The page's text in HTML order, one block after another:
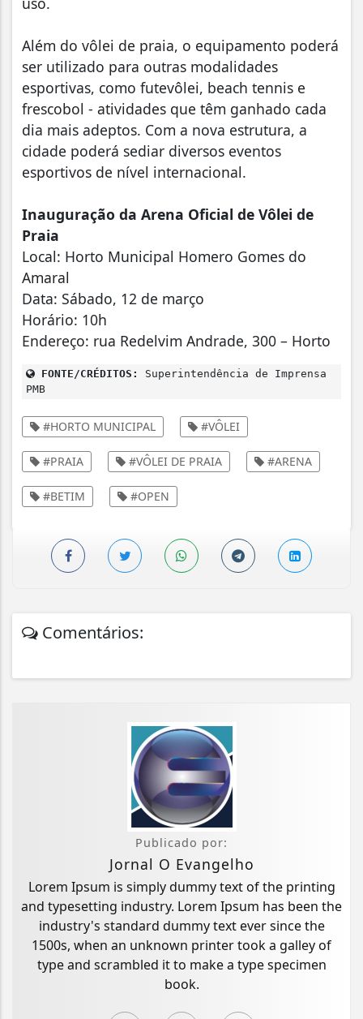
Além do vôlei de praia, o equipamento poderá
ser utilizado para outras modalidades
esportivas, como futevôlei, beach tennis e
frescobol - atividades que têm ganhado cada
dia mais adeptos. Com a nova estrutura, a
cidade poderá sediar diversos eventos
esportivos de nível internacional.
Inauguração da Arena Oficial de Vôlei de
Praia
Local: Horto Municipal Homero Gomes do
Amaral
Data: Sábado, 12 de março
Horário: 10h
Endereço: rua Redelvim Andrade, 300 – Horto
FONTE/CRÉDITOS:
Superintendência de Imprensa
PMB
#HORTO MUNICIPAL #VÔLEI
#PRAIA #VÔLEI DE PRAIA #ARENA
#BETIM #OPEN
Comentários:
Publicado por:
Jornal O Evangelho
Lorem Ipsum is simply dummy text of the printing
and typesetting industry. Lorem Ipsum has been the
industry's standard dummy text ever since the
1500s, when an unknown printer took a galley of
type and scrambled it to make a type specimen
book.